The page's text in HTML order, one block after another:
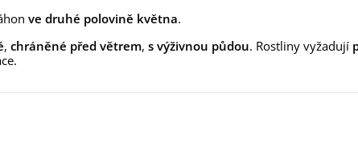
ve druhé polovině května.
, chráněné před větrem, s výživnou půdou. Rostliny vyžadují